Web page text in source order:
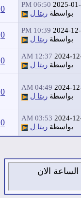
2025-
06:50 PM
بواسطة ريتا ل 0
2024-
10:39 PM
بواسطة ريتا ل 0
2024-
12:37 AM
بواسطة ريتا ل 0
2024-
04:49 AM
بواسطة ريتا ل 0
2024-
03:53 AM
بواسطة ريتا ل 0
6 من اغسطس 2026 , الساعة الان